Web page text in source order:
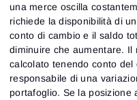
una merce oscilla
richiede la disponibilità di
conto di cambio e il saldo
diminuire che aumentare. Il
calcolato tenendo conto
responsabile di una
portafoglio. Se la posizione